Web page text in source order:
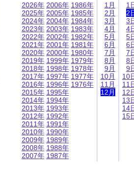
2026年
2025年
2024年
2023年
2022年
2021年
2020年
2019年
2018年
2017年
2016年
2015年
2014年
2013年
2012年
2011年
2010年
2009年
2008年
2007年
2006年
2005年
2004年
2003年
2002年
2001年
2000年
1999年
1998年
1997年
1996年
1995年
1994年
1993年
1992年
1991年
1990年
1989年
1988年
1987年
1986年
1985年
1984年
1983年
1982年
1981年
1980年
1979年
1978年
1977年
1976年
1月
2月
3月
4月
5月
6月
7月
8月
9月
10月
11月
12月
1
2
3
4
5
6
7
8
9
10
11
12
13
14
15